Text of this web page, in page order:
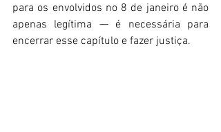
para os envolvidos no 8 de janeiro é não
apenas legítima — é necessária para
encerrar esse capítulo e fazer justiça.